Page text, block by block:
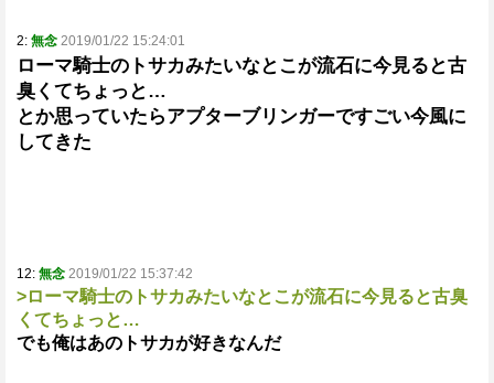
2: 無念 2019/01/22 15:24:01
ローマ騎士のトサカみたいなとこが流石に今見ると古
臭くてちょっと…
とか思っていたらアプターブリンガーですごい今風に
してきた
12: 無念 2019/01/22 15:37:42
>ローマ騎士のトサカみたいなとこが流石に今見ると古臭
くてちょっと…
でも俺はあのトサカが好きなんだ